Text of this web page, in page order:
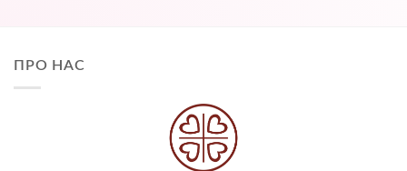
ПРО НАС